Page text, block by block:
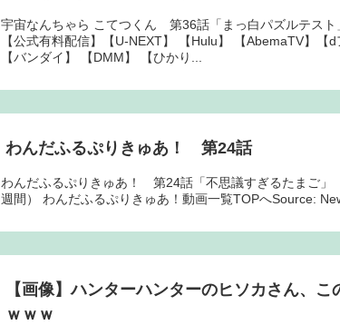
宇宙なんちゃら こてつくん 第36話「まっ白パズルテスト
【公式有料配信】【U-NEXT】 【Hulu】 【AbemaTV】【
【バンダイ】 【DMM】 【ひかり...
わんだふるぷりきゅあ！ 第24話
わんだふるぷりきゅあ！ 第24話「不思議すぎるたまご」
週間） わんだふるぷりきゅあ！動画一覧TOPへSource:
【画像】ハンターハンターのヒソカさん、
ｗｗｗ